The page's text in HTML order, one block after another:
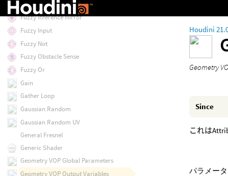
Houdini
Geometry
Since
これは
パラメータ
Fuzzy Inference
Fuzzy Inference Mirror
Fuzzy Input
Fuzzy Not
Fuzzy Obstacle Sense
Fuzzy Or
Gain
Gather Loop
Gaussian Random
Gaussian Random UV
General Fresnel
Generic Shader
Geometry VOP Global Parameters
Geometry VOP Output Variables